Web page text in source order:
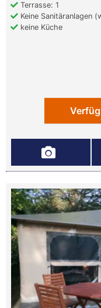
Terrasse: 1
Keine Sanitäranlagen
keine Küche